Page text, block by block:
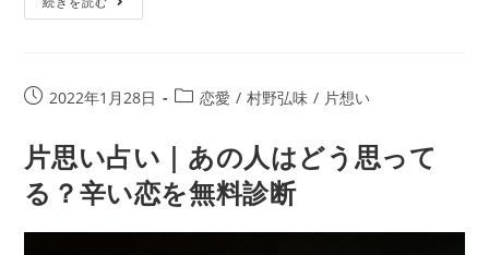
性
｜
野
弘
投
公
開
日:
2022年1月28日
投
カ
テ
ゴ
リ
ー:
恋愛 / 村野弘味 / 片想い
片思い占い｜あの人はどう思って
る？辛い恋を無料診断